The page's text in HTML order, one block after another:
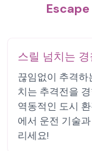
스릴 넘치는
끊임없이 추격
치는 추격전을
역동적인 도시
에서 운전 기술
리세요!